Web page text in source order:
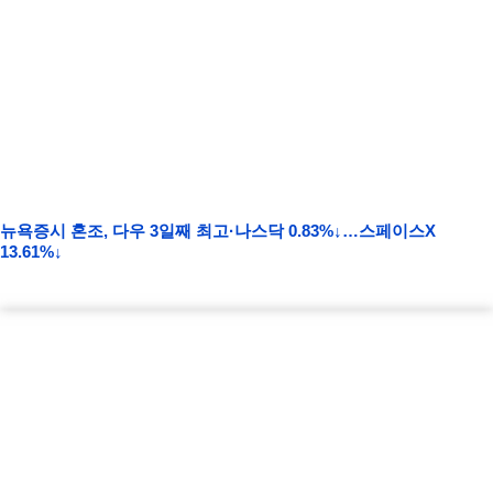
뉴욕증시 혼조, 다우 3일째 최고·나스닥 0.83%↓…스페이스X
13.61%↓